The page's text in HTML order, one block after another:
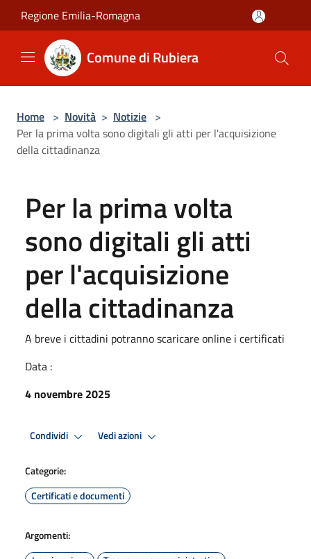
Salta al contenuto principale
Regione Emilia-Romagna
Comune di Rubiera
Home > Novità > Notizie >
Per la prima volta sono digitali gli atti per l'acquisizione
della cittadinanza
Per la prima volta
sono digitali gli atti
per l'acquisizione
della cittadinanza
A breve i cittadini potranno scaricare online i certificati
Data :
4 novembre 2025
Condividi Vedi azioni
Categorie:
Certificati e documenti
Argomenti: